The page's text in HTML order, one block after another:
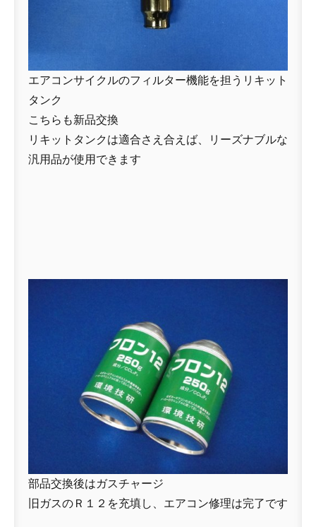
エアコンサイクルのフィルター機能を担うリキット
タンク
こちらも新品交換
リキットタンクは適合さえ合えば、リーズナブルな
汎用品が使用できます
部品交換後はガスチャージ
旧ガスのＲ１２を充填し、エアコン修理は完了です